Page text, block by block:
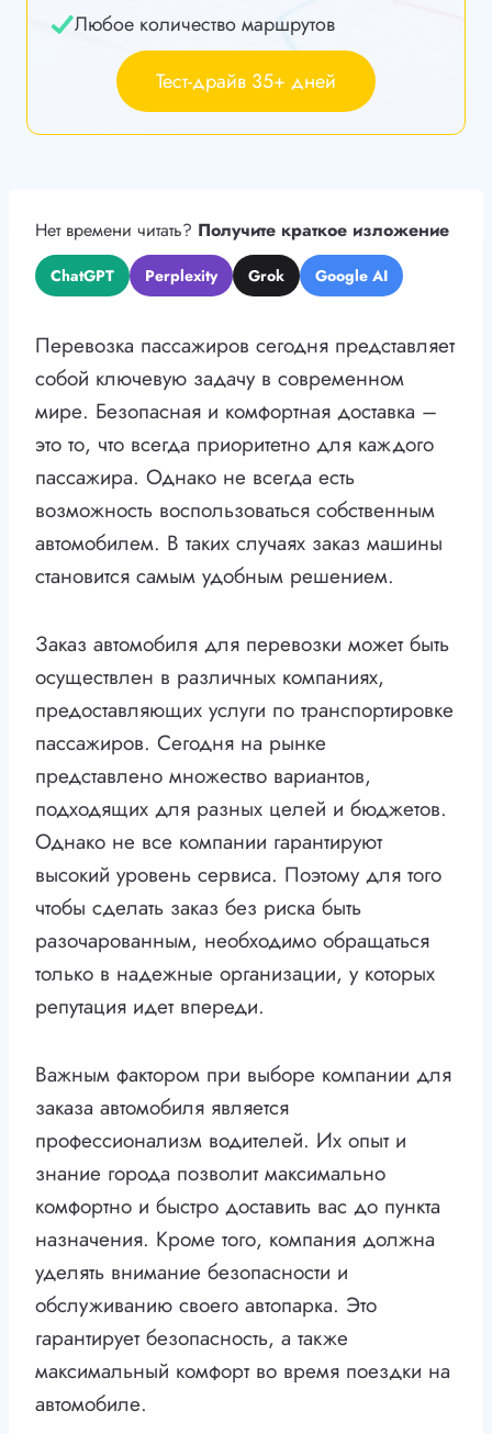
Любое количество маршрутов
Тест-драйв 35+ дней
Нет времени читать? Получите краткое изложение
ChatGPT Perplexity Grok Google AI
Перевозка пассажиров сегодня представляет
собой ключевую задачу в современном
мире. Безопасная и комфортная доставка –
это то, что всегда приоритетно для каждого
пассажира. Однако не всегда есть
возможность воспользоваться собственным
автомобилем. В таких случаях заказ машины
становится самым удобным решением.
Заказ автомобиля для перевозки может быть
осуществлен в различных компаниях,
предоставляющих услуги по транспортировке
пассажиров. Сегодня на рынке
представлено множество вариантов,
подходящих для разных целей и бюджетов.
Однако не все компании гарантируют
высокий уровень сервиса. Поэтому для того
чтобы сделать заказ без риска быть
разочарованным, необходимо обращаться
только в надежные организации, у которых
репутация идет впереди.
Важным фактором при выборе компании для
заказа автомобиля является
профессионализм водителей. Их опыт и
знание города позволит максимально
комфортно и быстро доставить вас до пункта
назначения. Кроме того, компания должна
уделять внимание безопасности и
обслуживанию своего автопарка. Это
гарантирует безопасность, а также
максимальный комфорт во время поездки на
автомобиле.